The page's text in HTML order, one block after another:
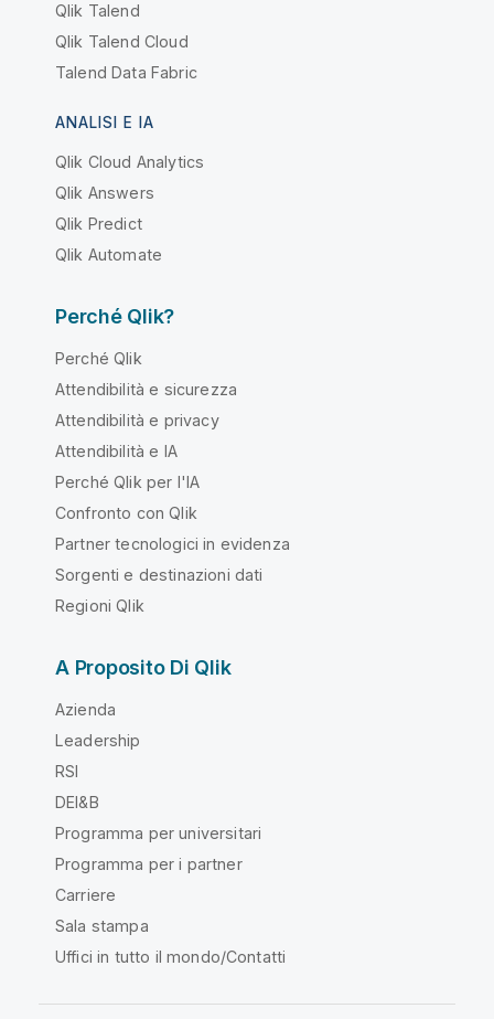
Qlik Talend
Qlik Talend Cloud
Talend Data Fabric
ANALISI E IA
Qlik Cloud Analytics
Qlik Answers
Qlik Predict
Qlik Automate
Perché Qlik?
Perché Qlik
Attendibilità e sicurezza
Attendibilità e privacy
Attendibilità e IA
Perché Qlik per l'IA
Confronto con Qlik
Partner tecnologici in evidenza
Sorgenti e destinazioni dati
Regioni Qlik
A Proposito Di Qlik
Azienda
Leadership
RSI
DEI&B
Programma per universitari
Programma per i partner
Carriere
Sala stampa
Uffici in tutto il mondo/Contatti